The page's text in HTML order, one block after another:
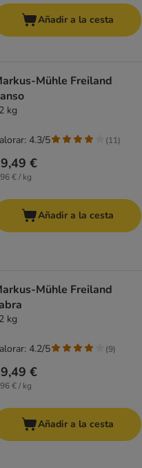
Añadir a la cesta
Mühle Freiland
kg
€
€ / kg
4.3/5 (11)
Añadir a la cesta
Mühle Freiland
kg
€
€ / kg
4.2/5 (9)
Añadir a la cesta